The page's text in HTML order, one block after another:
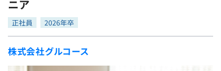
転職エージェント
インターン
新卒エージェント
問題集
4択課題
プログラミング言語
ゲーム・マンガ
Tech Team Journal
paizaとは？
ニア
正社員 2026年卒
株式会社グルコース